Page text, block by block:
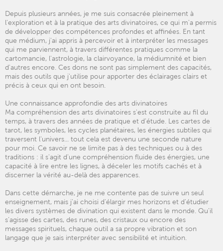
Depuis plusieurs années, je me suis consacrée pleinement à
l'exploration et à la pratique des arts divinatoires, ce qui m'a permis
de développer des compétences profondes et affinées. En tant
que médium, j'ai appris à percevoir et à interpréter les messages
qui me parviennent, à travers différentes pratiques comme la
cartomancie, l'astrologie, la clairvoyance, la médiumnité et bien
d'autres encore. Ces dons ne sont pas simplement des capacités,
mais des outils que j'utilise pour apporter des éclairages clairs et
précis à ceux qui en ont besoin.
Une connaissance approfondie des arts divinatoires
Ma compréhension des arts divinatoires s'est construite au fil du
temps, à travers des années de pratique et d'étude. Les cartes de
tarot, les symboles, les cycles planétaires, les énergies subtiles qui
traversent l'univers... tout cela est devenu une seconde nature
pour moi. Ce savoir ne se limite pas à des techniques ou à des
traditions : il s'agit d'une compréhension fluide des énergies, une
capacité à lire entre les lignes, à déceler les motifs cachés et à
discerner la vérité au-delà des apparences.
Dans cette démarche, je ne me contente pas de suivre un seul
enseignement, mais j'ai choisi d'élargir mes horizons et d'étudier
les divers systèmes de divination qui existent dans le monde. Qu’il
s’agisse des cartes, des runes, des cristaux ou encore des
messages spirituels, chaque outil a sa propre vibration et son
langage que je sais interpréter avec sensibilité et intuition.